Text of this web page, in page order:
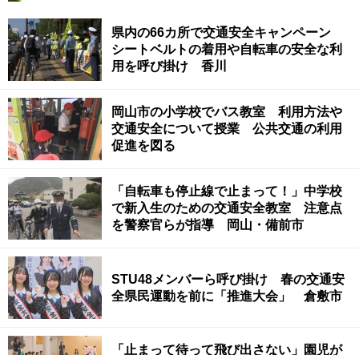
県内の66カ所で交通安全キャンペーン
シートベルトの着用や自転車の安全な利
用を呼び掛け 香川
岡山市の小学校でバス教室 利用方法や
交通安全について授業 公共交通の利用
促進を図る
「自転車も停止線で止まって！」中学校
で新入生のための交通安全教室 注意点
を警察官らが指導 岡山・備前市
STU48メンバーら呼び掛け 春の交通安
全県民運動を前に「推進大会」 倉敷市
「止まって待って飛び出さない」園児が